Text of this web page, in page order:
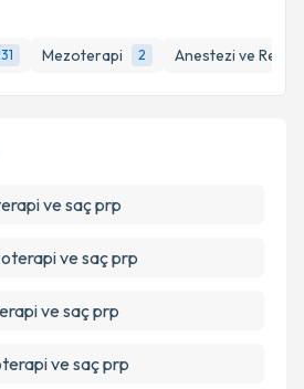
Mezoterapi 2 Anestezi ve
ve kişisel verilerimin belirtilen
kabul ediyorum.
ve saç prp
ve saç prp
ve saç prp
ve saç prp